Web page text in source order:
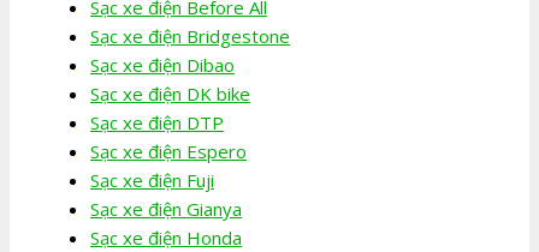
Sạc xe điện Before All
Sạc xe điện Bridgestone
Sạc xe điện Dibao
Sạc xe điện DK bike
Sạc xe điện DTP
Sạc xe điện Espero
Sạc xe điện Fuji
Sạc xe điện Gianya
Sạc xe điện Honda